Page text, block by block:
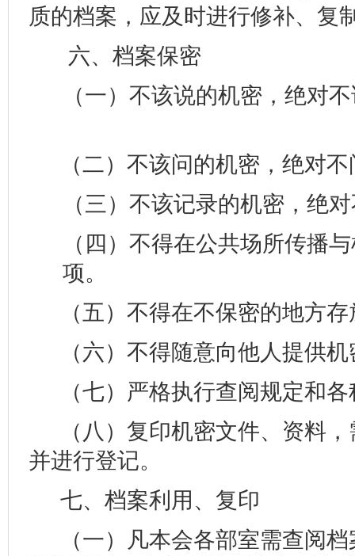
质的档案，应及时进行修补、复
六、档案保密
（一）不该说的机
（二）不该问的机
（三）不该记录的机密，绝
（四）不得在公共场所传播
项。
（五）不得在不保密的地方
（六）不得随意向他人提供
（七）严格执行查阅规定和
（八）复印机密文件、资料
并进行登记。
七、档案利用、复印
（一）凡本会各部室需查阅